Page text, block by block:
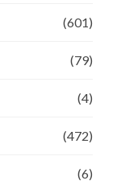
(601)
(79)
(4)
(472)
(6)